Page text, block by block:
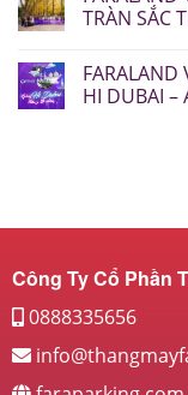
TRÀN SẮC
FARALAND
HI DUBAI –
Công Ty Cổ Phần
0888335656